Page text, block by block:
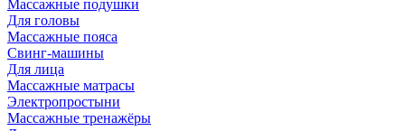
Массажные подушки
Для головы
Массажные пояса
Свинг-машины
Для лица
Массажные матрасы
Электропростыни
Массажные тренажёры